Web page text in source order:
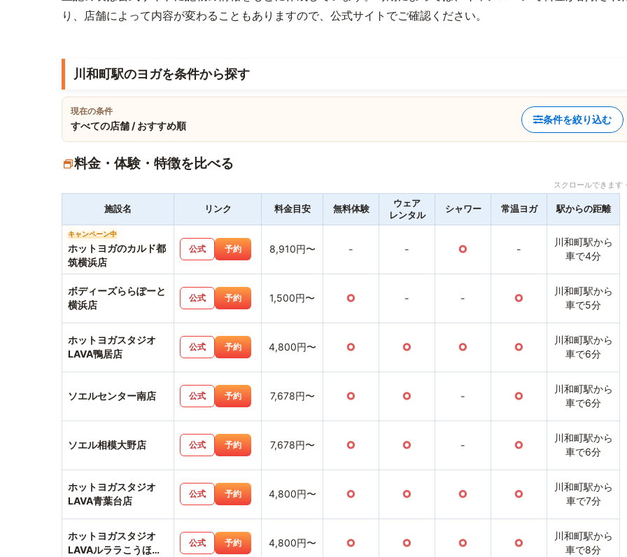
り、店舗によって内容が変わることもありますので、公式サイトでご確認ください。
川和町駅のヨガを条件から探す
現在の条件
すべての店舗 / おすすめ順
条件を絞り込む
料金・体験・特徴を比べる
スクロールできま
施設名 リンク 料金目安 無料体験
ウェア
レンタル
シャワー 常温ヨガ 駅からの距離
キャンペーン中
ホットヨガのカルド都
筑横浜店
公式 予約 8,910円〜 - - ○ -
川和町駅から
車で4分
ボディーズららぽーと
横浜店
公式 予約 1,500円〜 ○ - - ○
川和町駅から
車で5分
ホットヨガスタジオ
LAVA鴨居店
公式 予約 4,800円〜 ○ ○ ○ ○
川和町駅から
車で6分
ソエルセンター南店 公式 予約 7,678円〜 ○ ○ - ○
川和町駅から
車で6分
ソエル相模大野店 公式 予約 7,678円〜 ○ ○ - ○
川和町駅から
車で6分
ホットヨガスタジオ
LAVA青葉台店
公式 予約 4,800円〜 ○ ○ ○ ○
川和町駅から
車で7分
ホットヨガスタジオ
LAVAルララこうほく
公式 予約 4,800円〜 ○ ○ ○ ○
川和町駅から
車で8分